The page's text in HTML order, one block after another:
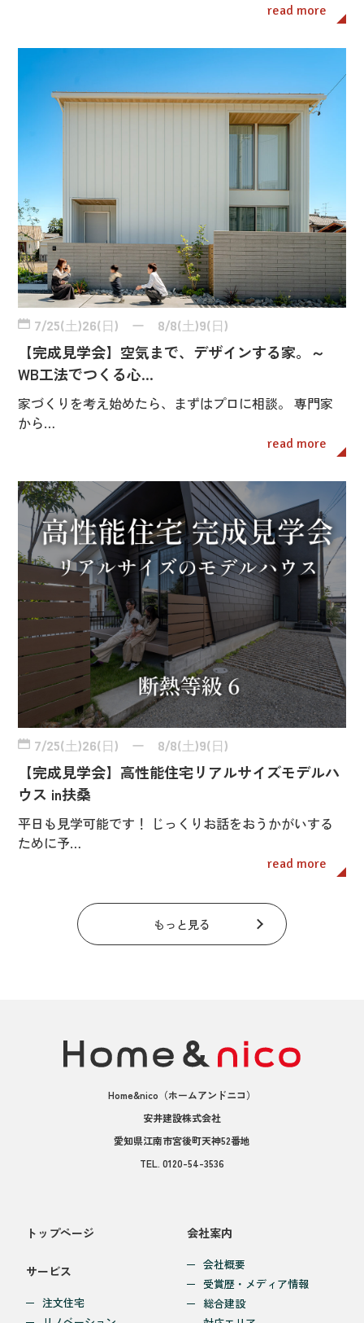
read more
7/25(土)26(日) ー 8/8(土)9(日)
【完成見学会】空気まで、デザインする家。～
WB工法でつくる心…
家づくりを考え始めたら、まずはプロに相談。 専門家
から…
read more
7/25(土)26(日) ー 8/8(土)9(日)
【完成見学会】高性能住宅リアルサイズモデルハ
ウス in扶桑
平日も見学可能です！ じっくりお話をおうかがいする
ために予…
read more
もっと見る
Home&nico （ホームアンドニコ）
安井建設株式会社
愛知県江南市宮後町天神52番地
TEL. 0120-54-3536
トップページ
サービス
注文住宅
会社案内
会社概要
受賞歴・メディア情報
総合建設